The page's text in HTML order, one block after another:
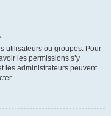
utilisateurs ou groupes. Pour
les permissions s’y
les administrateurs peuvent